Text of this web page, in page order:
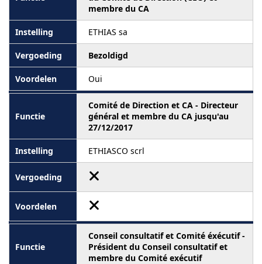
membre du CA
ETHIAS sa
Bezoldigd
Oui
Comité de Direction et CA - Directeur
général et membre du CA jusqu'au
27/12/2017
ETHIASCO scrl
Conseil consultatif et Comité éxécutif -
Président du Conseil consultatif et
membre du Comité exécutif